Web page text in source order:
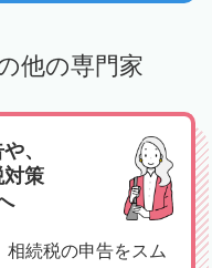
他の専門家
、
対策
続税の申告をスム